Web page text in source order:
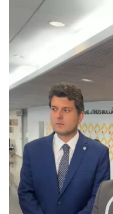
Tocador
vídeo